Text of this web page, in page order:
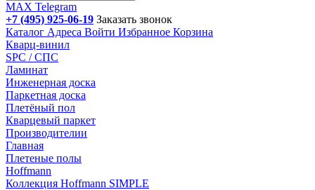
MAX Telegram
+7 (495) 925-06-19 Заказать звонок
Каталог Адреса Войти Избранное Корзина
Кварц-винил
SPC / СПС
Ламинат
Инженерная доска
Паркетная доска
Плетёный пол
Кварцевый паркет
Производителии
Главная
Плетеные полы
Hoffmann
Коллекция Hoffmann SIMPLE